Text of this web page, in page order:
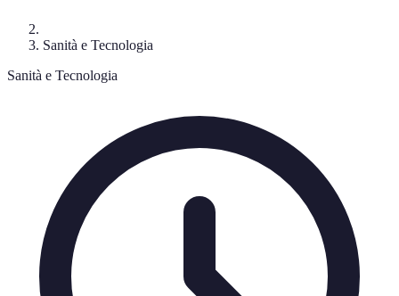
Sanità e Tecnologia
Sanità e Tecnologia